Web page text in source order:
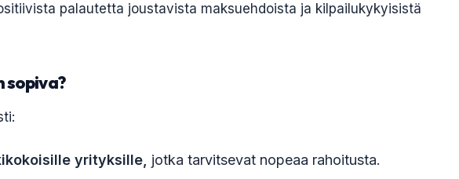
palautetta joustavista maksuehdoista ja kilpailukykyisistä
sopiva?
yrityksille, jotka tarvitsevat nopeaa rahoitusta.